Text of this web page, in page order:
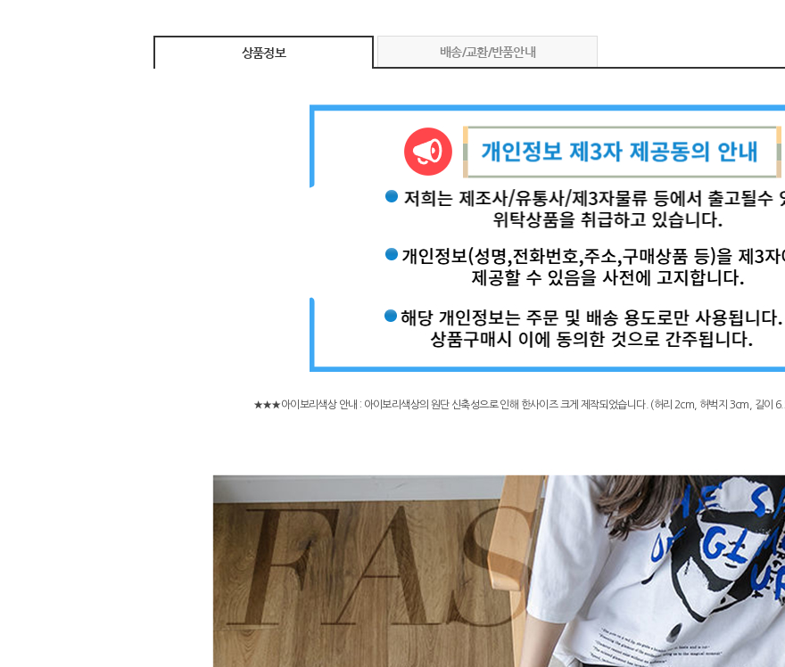
상품정보 배송/교환/반품안내
★★★아이보리색상 안내 : 아이보리색상의 원단 신축성으로 인해 한사이즈 크게 제작되었습니다. (허리 2cm, 허벅지 3cm, 길